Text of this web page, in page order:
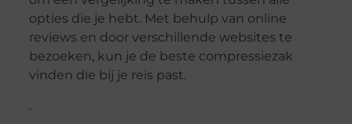
opties die je hebt. Met behulp van online
reviews en door verschillende websites te
bezoeken, kun je de beste compressiezak
vinden die bij je reis past.
.